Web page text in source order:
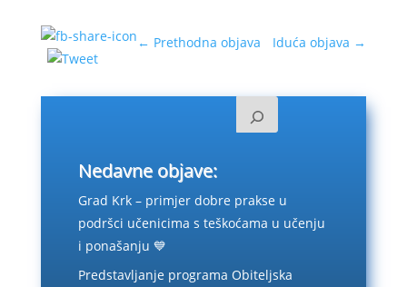
← Prethodna objava Iduća objava →
Nedavne objave:
Grad Krk – primjer dobre prakse u
podršci učenicima s teškoćama u učenju
i ponašanju 💙
Predstavljanje programa Obiteljska